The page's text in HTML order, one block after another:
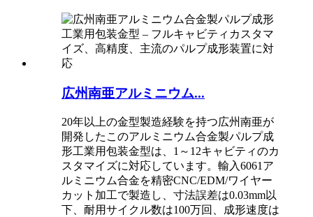
広州南亜アルミニウム...
20年以上の金型製造経験を持つ広州南亜が
開発したこのアルミニウム合金製パルプ成
形工業用包装金型は、1～12キャビティのカ
スタマイズに対応しています。輸入6061ア
ルミニウム合金を精密CNC/EDM/ワイヤー
カット加工で製造し、寸法誤差は0.03mm以
下、耐用サイクル数は100万回、成形速度は